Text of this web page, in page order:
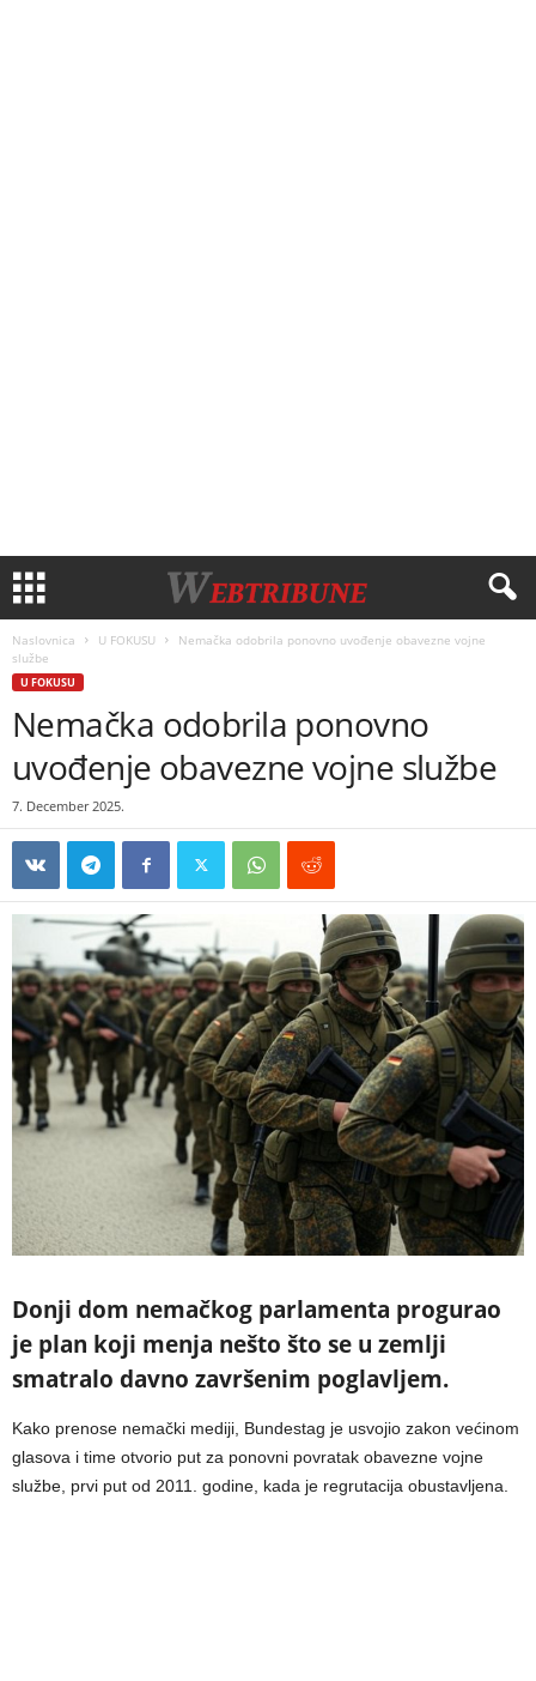
Naslovnica U FOKUSU
Nemačka odobrila ponovno uvođenje obavezne vojne
službe
U FOKUSU
Nemačka odobrila ponovno
uvođenje obavezne vojne službe
7. December 2025.
Donji dom nemačkog parlamenta progurao
je plan koji menja nešto što se u zemlji
smatralo davno završenim poglavljem.
Kako prenose nemački mediji, Bundestag je usvojio zakon većinom
glasova i time otvorio put za ponovni povratak obavezne vojne
službe, prvi put od 2011. godine, kada je regrutacija obustavljena.